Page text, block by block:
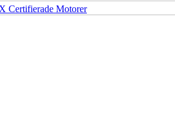
Certifierade Motorer